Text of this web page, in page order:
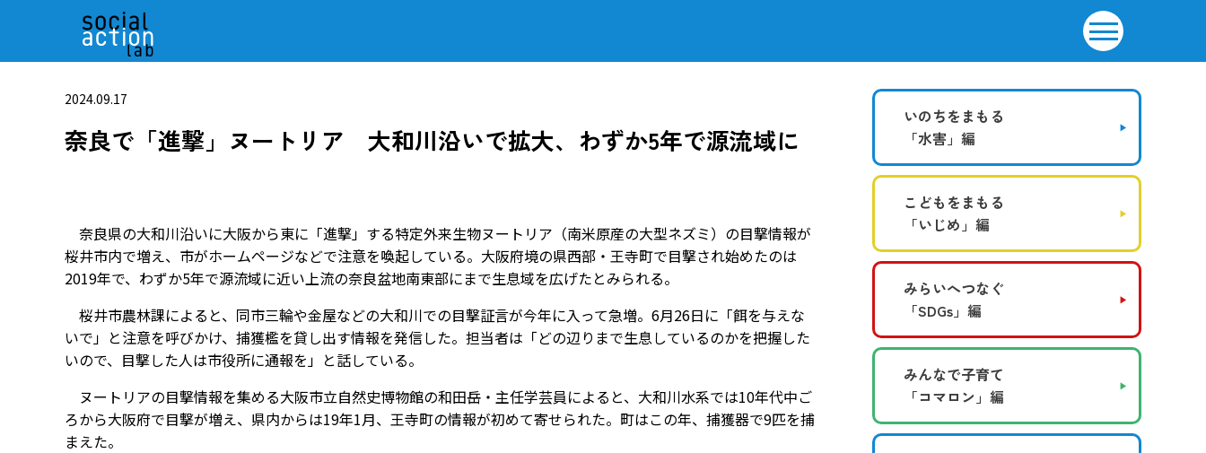
2024.09.17
奈良で「進撃」ヌートリア 大和川沿いで拡大、わずか5年で源流域に
奈良県の大和川沿いに大阪から東に「進撃」する特定外来生物ヌートリア（南米原産の大型ネズミ）の目撃情報が
桜井市内で増え、市がホームページなどで注意を喚起している。大阪府境の県西部・王寺町で目撃され始めたのは
2019年で、わずか5年で源流域に近い上流の奈良盆地南東部にまで生息域を広げたとみられる。
桜井市農林課によると、同市三輪や金屋などの大和川での目撃証言が今年に入って急増。6月26日に「餌を与えな
いで」と注意を呼びかけ、捕獲檻を貸し出す情報を発信した。担当者は「どの辺りまで生息しているのかを把握した
いので、目撃した人は市役所に通報を」と話している。
ヌートリアの目撃情報を集める大阪市立自然史博物館の和田岳・主任学芸員によると、大和川水系では10年代中ご
ろから大阪府で目撃が増え、県内からは19年1月、王寺町の情報が初めて寄せられた。町はこの年、捕獲器で9匹を捕
まえた。
いのちをまもる
「水害」編
こどもをまもる
「いじめ」編
みらいへつなぐ
「SDGs」編
みんなで子育て
「コマロン」編